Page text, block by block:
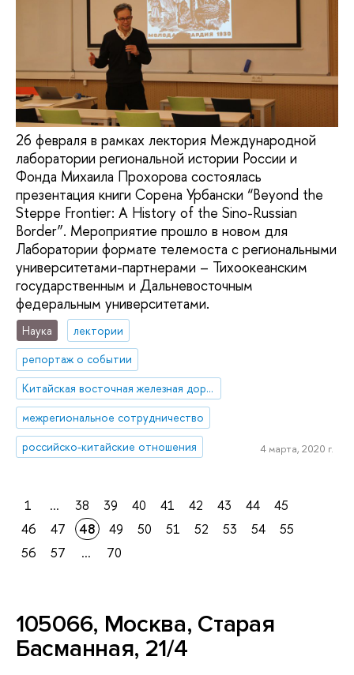
26 февраля в рамках лектория Международной
лаборатории региональной истории России и
Фонда Михаила Прохорова состоялась
презентация книги Сорена Урбански “Beyond the
Steppe Frontier: A History of the Sino-Russian
Border”. Мероприятие прошло в новом для
Лаборатории формате телемоста с региональными
университетами-партнерами – Тихоокеанским
государственным и Дальневосточным
федеральным университетами.
Наука
лектории
репортаж о событии
Китайская восточная железная дорога
межрегиональное сотрудничество
российско-китайские отношения
4 марта, 2020 г.
1 ... 38 39 40 41 42 43 44
45
46
47 48 49 50 51 52 53 54
55
56
57 ... 70
105066, Москва, Старая
Басманная, 21/4